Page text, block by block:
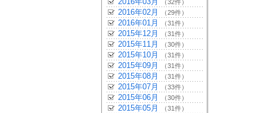
（32件）
2016年02月 （29件）
2016年01月 （31件）
2015年12月 （31件）
2015年11月 （30件）
2015年10月 （31件）
2015年09月 （31件）
2015年08月 （31件）
2015年07月 （33件）
2015年06月 （30件）
2015年05月 （31件）